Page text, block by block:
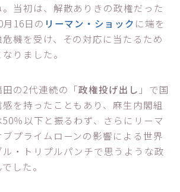
当初は、解散ありきの政権だった
16日の リーマン・ショック に端を
機を受け、その対応に当たるため
りました。
の2代連続の「政権投げ出し 」で国
を持ったこともあり、麻生内閣組
％以下と振るわず、さらにリーマ
プライムローンの影響による世界
・トリプルパンチで思うような政
した。